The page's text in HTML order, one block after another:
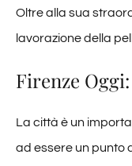
Oltre alla sua
lavorazione della
Firenze
La città è un
ad essere un punto